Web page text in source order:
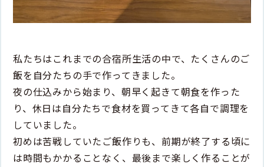
私たちはこれまでの合宿所生活の中で、たくさんのご
飯を自分たちの手で作ってきました。
夜の仕込みから始まり、朝早く起きて朝食を作った
り、休日は自分たちで食材を買ってきて各自で調理を
していました。
初めは苦戦していたご飯作りも、前期が終了する頃に
は時間もかかることなく、最後まで楽しく作ることが